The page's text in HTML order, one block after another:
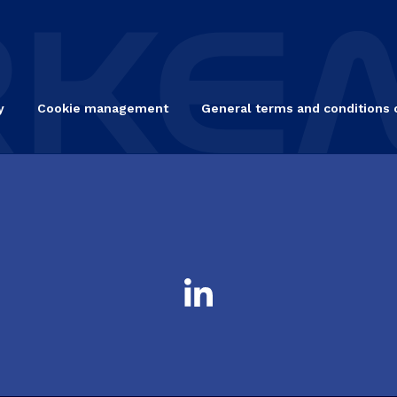
Cookie management General terms and conditions